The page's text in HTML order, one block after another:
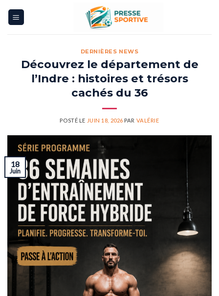
DERNIÈRES NEWS
Découvrez le département de
l’Indre : histoires et trésors
cachés du 36
POSTÉ LE JUIN 18, 2026 PAR VALÉRIE
18
Juin